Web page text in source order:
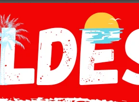
Livraison Composition